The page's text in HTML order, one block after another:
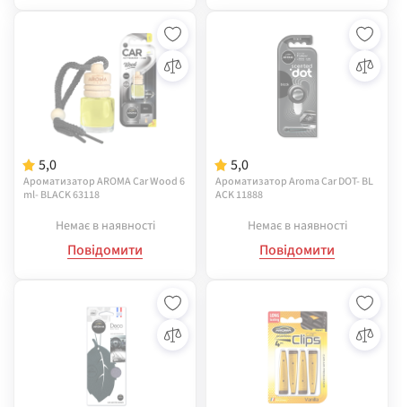
5,0
Ароматизатор AROMA Car Wood 6
ml- BLACK 63118
Немає в наявності
Повідомити
5,0
Ароматизатор Aroma Car DOT- BL
AСK 11888
Немає в наявності
Повідомити